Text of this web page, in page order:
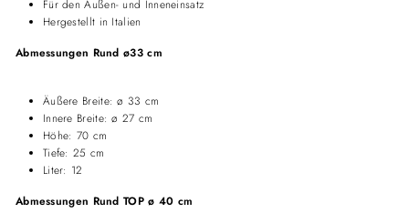
Für den Außen- und Inneneinsatz
Hergestellt in Italien
Abmessungen Rund ø33 cm
Äußere Breite: ø 33 cm
Innere Breite: ø 27 cm
Höhe: 70 cm
Tiefe: 25 cm
Liter: 12
Abmessungen Rund TOP ø 40 cm